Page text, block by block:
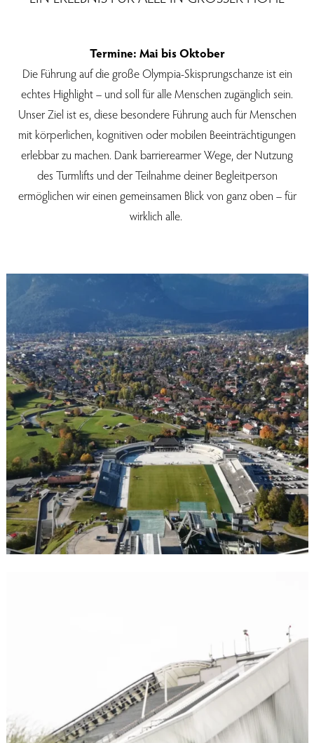
Termine: Mai bis Oktober
Die Führung auf die große Olympia-Skisprungschanze ist ein
echtes Highlight – und soll für alle Menschen zugänglich sein.
Unser Ziel ist es, diese besondere Führung auch für Menschen
mit körperlichen, kognitiven oder mobilen Beeinträchtigungen
erlebbar zu machen. Dank barrierearmer Wege, der Nutzung
des Turmlifts und der Teilnahme deiner Begleitperson
ermöglichen wir einen gemeinsamen Blick von ganz oben – für
wirklich alle.